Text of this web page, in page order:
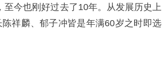
今也刚好过去了10年。从发展历史上
祥麟、郁子冲皆是年满60岁之时即选